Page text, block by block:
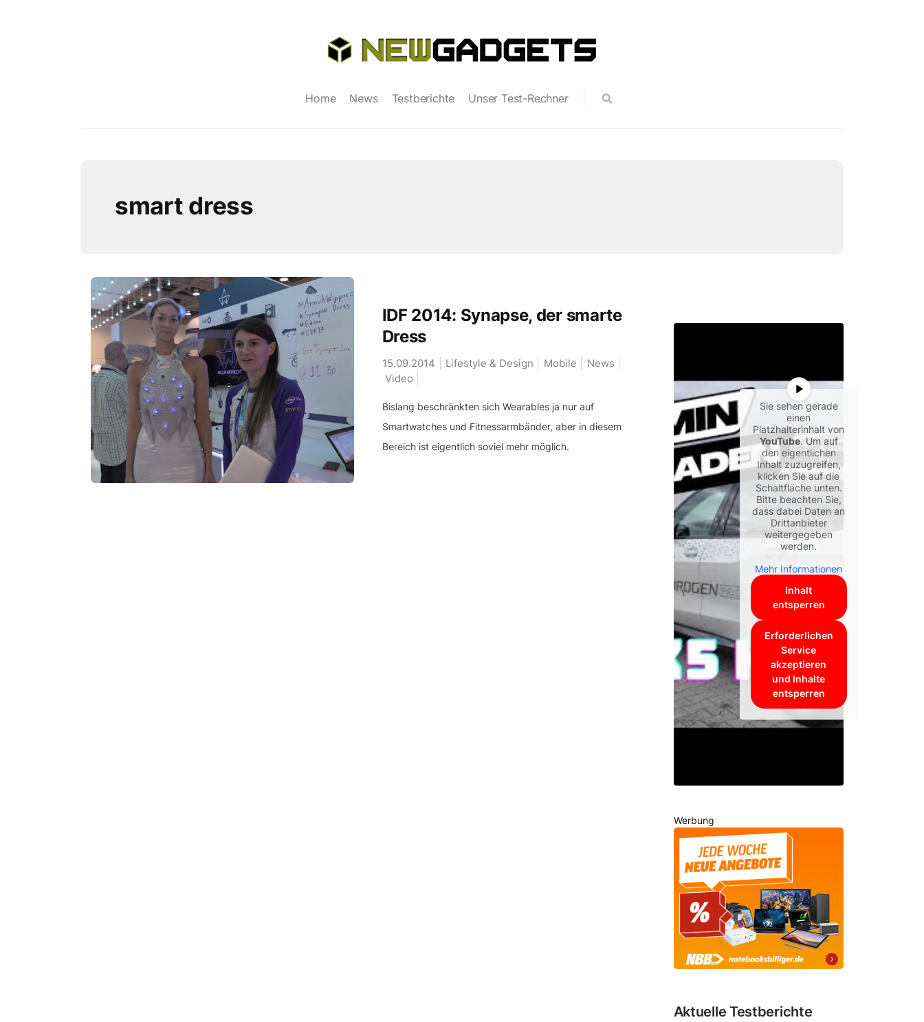
Home News Testberichte Unser Test-Rechner
smart dress
IDF 2014: Synapse, der smarte
Dress
15.09.2014 Lifestyle & Design Mobile
News
Video
Bislang beschränkten sich Wearables ja nur auf
Smartwatches und Fitnessarmbänder, aber in diesem
Bereich ist eigentlich soviel mehr möglich.
Sie sehen gerade
einen
Platzhalterinhalt von
YouTube. Um auf
den eigentlichen
Inhalt zuzugreifen,
klicken Sie auf die
Schaltfläche unten.
Bitte beachten Sie,
dass dabei Daten an
Drittanbieter
weitergegeben
werden.
Mehr Informationen
Inhalt
entsperren
Erforderlichen
Service
akzeptieren
und Inhalte
entsperren
Werbung
Aktuelle Testberichte